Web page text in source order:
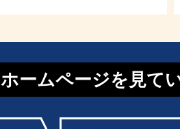
ホームページを見て